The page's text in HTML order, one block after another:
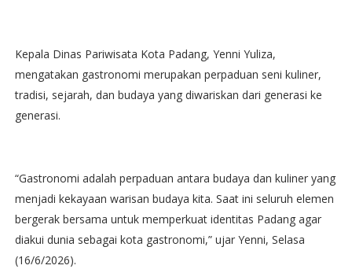
Kepala Dinas Pariwisata Kota Padang, Yenni Yuliza,
mengatakan gastronomi merupakan perpaduan seni kuliner,
tradisi, sejarah, dan budaya yang diwariskan dari generasi ke
generasi.
“Gastronomi adalah perpaduan antara budaya dan kuliner yang
menjadi kekayaan warisan budaya kita. Saat ini seluruh elemen
bergerak bersama untuk memperkuat identitas Padang agar
diakui dunia sebagai kota gastronomi,” ujar Yenni, Selasa
(16/6/2026).